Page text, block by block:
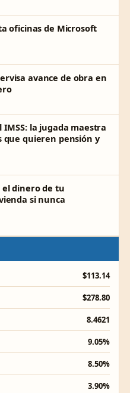
oficinas de Microsoft
avance de obra en
IMSS: la jugada maestra
que quieren pensión y
dinero de tu
si nunca
$113.14
$278.80
8.4621
9.05%
8.50%
3.90%